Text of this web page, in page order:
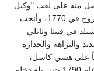
منه على لقب "وكيل
التاج" الذي ساعده في عمله بفرانكفورت. ثم تزوج في 1770، وأنجب
في فيينا ونابلي
والنزاهة والجدارة
على هسي كاسل،